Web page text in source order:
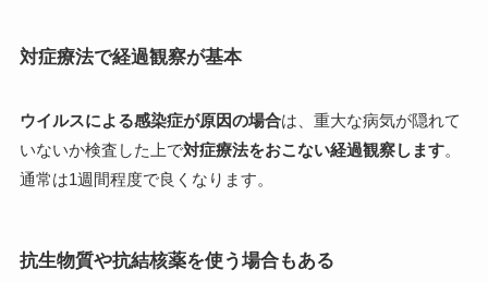
対症療法で経過観察が基本
ウイルスによる感染症が原因の場合は、重大な病気が隠れて
いないか検査した上で対症療法をおこない経過観察します。
通常は1週間程度で良くなります。
抗生物質や抗結核薬を使う場合もある